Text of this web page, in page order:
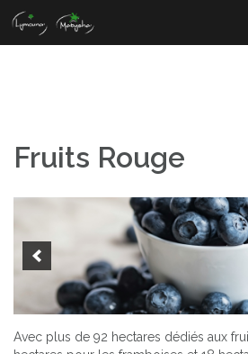
Skip
content
Fruits Rouge
Avec plus de 92 hectares dédiés aux